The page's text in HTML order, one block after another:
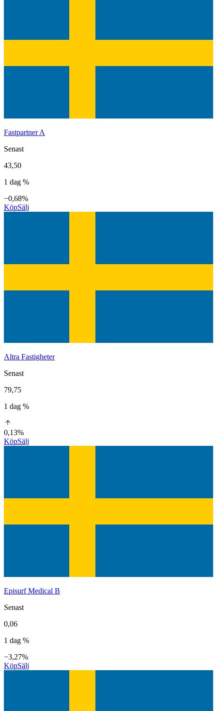
Fastpartner A
Senast
43,50
1 dag %
−0,68%
KöpSälj
Altra Fastigheter
Senast
79,75
1 dag %
0,13%
KöpSälj
Episurf Medical B
Senast
0,06
1 dag %
−3,27%
KöpSälj